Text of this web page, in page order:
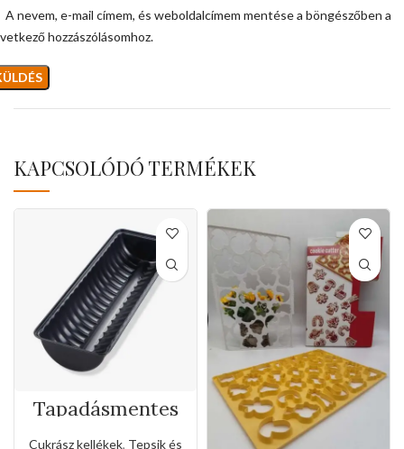
A nevem, e-mail címem, és weboldalcímem mentése a böngészőben a
hozzászólásomhoz.
KAPCSOLÓDÓ TERMÉKEK
Tapadásmentes
forma(Kis méret)
Cukrász kellékek, Tepsik és